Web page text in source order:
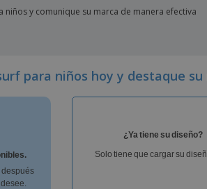
niños y comunique su marca de manera efectiva
para niños hoy y destaque su
después
¿Ya tiene su diseño?
Solo tiene que cargar su